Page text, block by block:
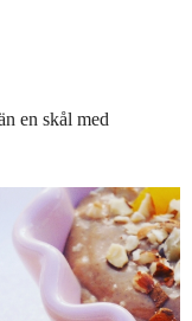
en skål med